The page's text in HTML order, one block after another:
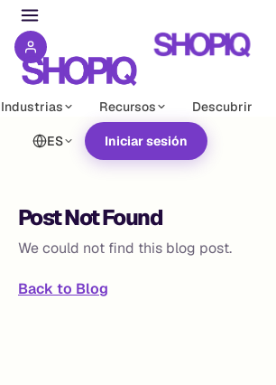
Industrias Recursos Descubrir
ES Iniciar sesión
Post Not Found
We could not find this blog post.
Back to Blog